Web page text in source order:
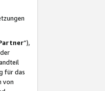
“),
für das
von